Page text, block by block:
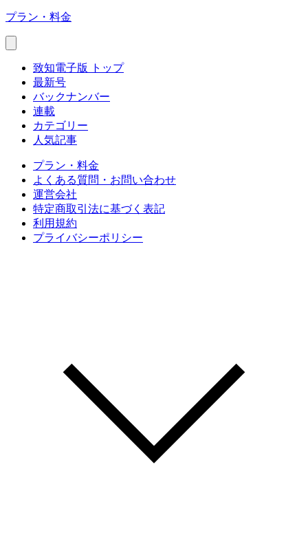
プラン・料金
致知電子版 トップ
最新号
バックナンバー
連載
カテゴリー
人気記事
プラン・料金
よくある質問・お問い合わせ
運営会社
特定商取引法に基づく表記
利用規約
プライバシーポリシー